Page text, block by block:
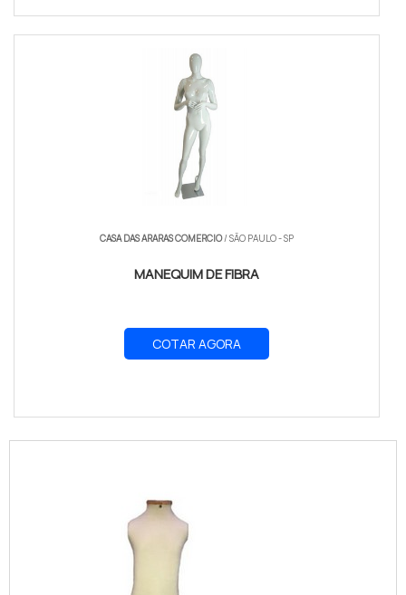
CASA DAS ARARAS COMERCIO/ SÃO PAULO - SP
MANEQUIM DE FIBRA
COTAR AGORA